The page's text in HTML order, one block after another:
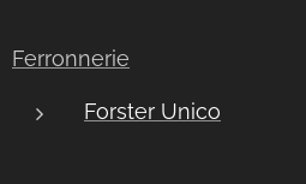
Ferronnerie
Forster Unico